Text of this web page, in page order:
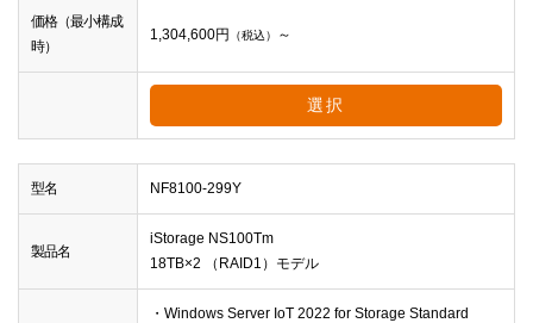
価格（最小構成
時）
1,304,600円 （税込） ～
選択
型名 NF8100-299Y
製品名
iStorage NS100Tm
18TB×2 （RAID1）モデル
・Windows Server IoT 2022 for Storage Standard